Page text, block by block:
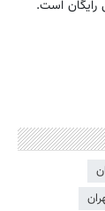
رایگان است.